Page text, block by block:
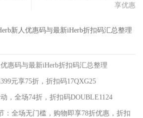
享优惠
新人优惠码与最新iHerb折扣码汇总整理
惠码与最新iHerb折扣码汇总整理
元享75折，折扣码17QXG25
，全场74折，折扣码DOUBLE1124
：全场无门槛，购物即享78折优惠，折扣